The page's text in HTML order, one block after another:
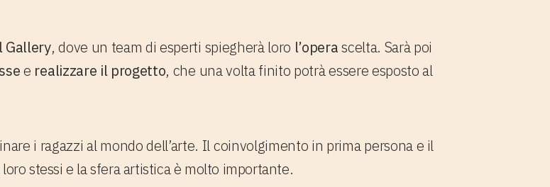
Gallery, dove un team di esperti spiegherà loro l’operascelta. Sarà poi
e realizzare il progetto, che una volta finito potrà essere esposto al
i ragazzi al mondo dell’arte. Il coinvolgimento in prima personae il
stessi e la sfera artistica è molto importante.